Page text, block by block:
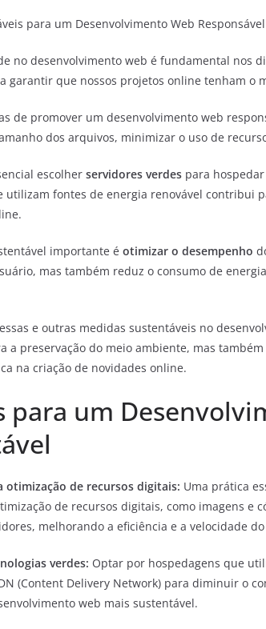
para um Desenvolvimento Web Responsável
no desenvolvimento web é fundamental nos
garantir que nossos projetos online tenham o
de promover um desenvolvimento web
dos arquivos, minimizar o uso de
escolher servidores verdes para
utilizam fontes de energia renovável contribui
importante é otimizar o desempenho
mas também reduz o consumo de
e outras medidas sustentáveis no
a preservação do meio ambiente, mas
na criação de novidades online.
para um
otimização de recursos digitais: Uma prática
de recursos digitais, como imagens e
melhorando a eficiência e a velocidade
verdes: Optar por hospedagens que
(Content Delivery Network) para diminuir o
web mais sustentável.